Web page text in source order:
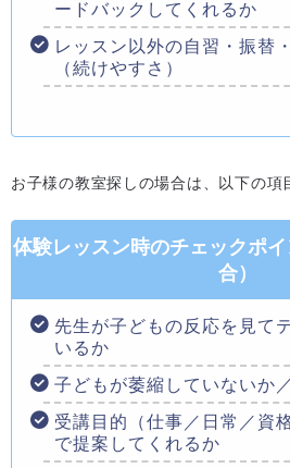
ードバックしてくれるか
レッスン以外の自習・振替
（続けやすさ）
お子様の教室探しの場合は、以下の項
体験レッスン時のチェックポ
合）
先生が子どもの反応を見て
いるか
子どもが萎縮していないか
受講目的（仕事／日常／資
で提案してくれるか